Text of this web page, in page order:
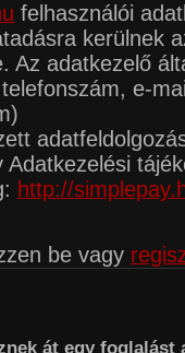
felhasználói
kerülnek
Az adatkezelő
e-
Adatkezelési
http://
be vagy
át egy